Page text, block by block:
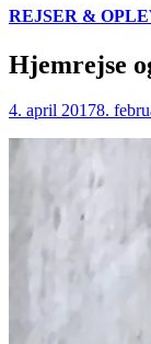
Skip
content
REJSER &
Hjemrejse
4. april 20178.